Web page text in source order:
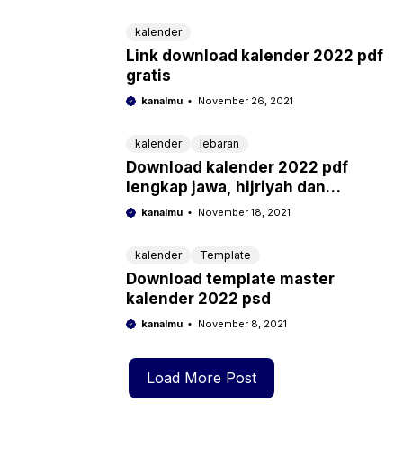
kalender
Link download kalender 2022 pdf
gratis
kanalmu November 26, 2021
kalender lebaran
Download kalender 2022 pdf
lengkap jawa, hijriyah dan
tanggal merah libur nasional
kanalmu November 18, 2021
kalender Template
Download template master
kalender 2022 psd
kanalmu November 8, 2021
Load More Post